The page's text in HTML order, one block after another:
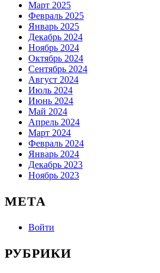
Март 2025
Февраль 2025
Январь 2025
Декабрь 2024
Ноябрь 2024
Октябрь 2024
Сентябрь 2024
Август 2024
Июль 2024
Июнь 2024
Май 2024
Апрель 2024
Март 2024
Февраль 2024
Январь 2024
Декабрь 2023
Ноябрь 2023
МЕТА
Войти
РУБРИКИ